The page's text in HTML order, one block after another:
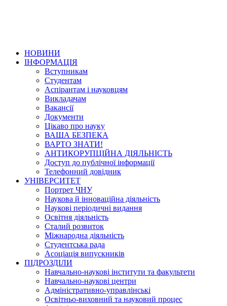
НОВИНИ
ІНФОРМАЦІЯ
Вступникам
Студентам
Аспірантам і науковцям
Викладачам
Вакансії
Документи
Цікаво про науку
ВАША БЕЗПЕКА
ВАРТО ЗНАТИ!
АНТИКОРУПЦІЙНА ДІЯЛЬНІСТЬ
Доступ до публічної інформації
Телефонний довідник
УНІВЕРСИТЕТ
Портрет ЧНУ
Наукова й інноваційна діяльність
Наукові періодичні видання
Освітня діяльність
Сталий розвиток
Міжнародна діяльність
Студентська рада
Асоціація випускників
ПІДРОЗДІЛИ
Навчально-наукові інститути та факультети
Навчально-наукові центри
Адміністративно-управлінські
Освітньо-виховний та науковий процес